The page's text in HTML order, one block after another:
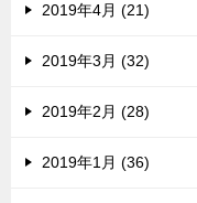
2019年4月 (21)
2019年3月 (32)
2019年2月 (28)
2019年1月 (36)